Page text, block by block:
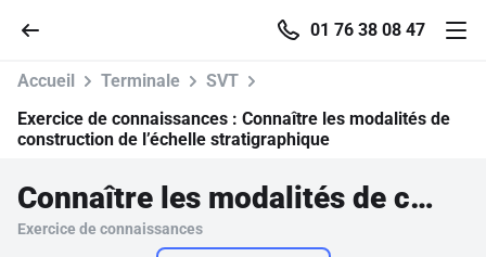
01 76 38 08 47
Parcourir
Accueil Terminale
SVT
Exercice de connaissances : Connaître les modalités de
construction de l’échelle stratigraphique
Connaître les modalités de construction de l’échelle stratigraphique
Exercice de connaissances